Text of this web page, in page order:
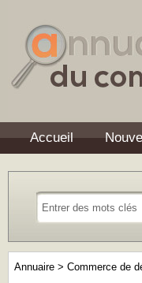
Accueil
Annuaire > Commerce de